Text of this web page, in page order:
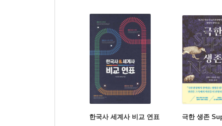
한국사 세계사 비교 연표 극한 생존